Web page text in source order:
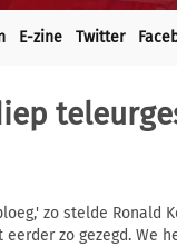
E-zine Twitter
zo stelde Ronald
zo gezegd. We